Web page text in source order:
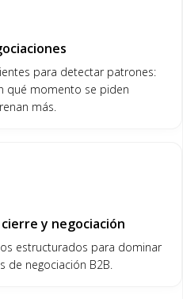
para detectar patrones:
qué momento se piden
más.
y negociación
estructurados para dominar
de negociación B2B.